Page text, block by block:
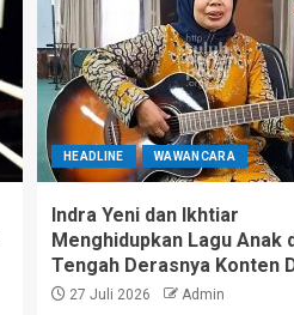
HEADLINE WAWANCARA
Indra Yeni dan Ikhtiar
Menghidupkan Lagu Anak
Tengah Derasnya Konten
27 Juli 2026 Admin